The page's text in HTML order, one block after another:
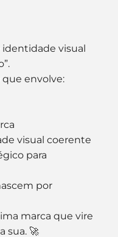
identidade visual
envolve:
visual coerente
para
por
marca que vire
sua. 🚀